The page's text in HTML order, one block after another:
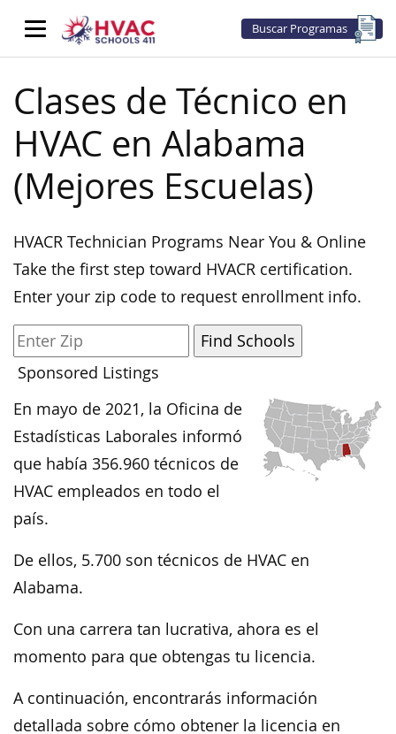
Buscar Programas
Clases de Técnico en
HVAC en Alabama
(Mejores Escuelas)
HVACR Technician Programs Near You & Online
Take the first step toward HVACR certification.
Enter your zip code to request enrollment info.
Sponsored Listings
En mayo de 2021, la Oficina de
Estadísticas Laborales informó
que había 356.960 técnicos de
HVAC empleados en todo el
país.
De ellos, 5.700 son técnicos de HVAC en
Alabama.
Con una carrera tan lucrativa, ahora es el
momento para que obtengas tu licencia.
A continuación, encontrarás información
detallada sobre cómo obtener la licencia en